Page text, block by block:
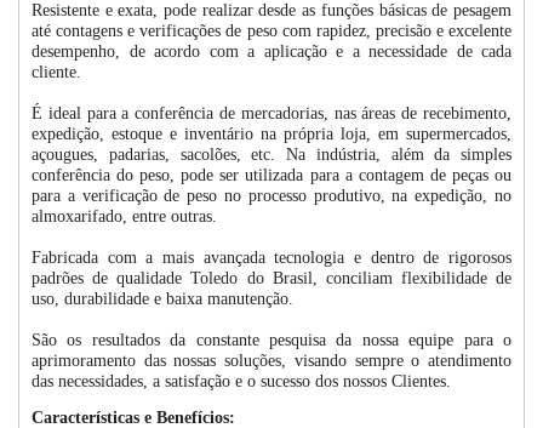
Resistente e exata, pode realizar desde as funções básicas de pesagem
até contagens e verificações de peso com rapidez, precisão e excelente
desempenho, de acordo com a aplicação e a necessidade de cada
cliente.
É ideal para a conferência de mercadorias, nas áreas de recebimento,
expedição, estoque e inventário na própria loja, em supermercados,
açougues, padarias, sacolões, etc. Na indústria, além da simples
conferência do peso, pode ser utilizada para a contagem de peças ou
para a verificação de peso no processo produtivo, na expedição, no
almoxarifado, entre outras.
Fabricada com a mais avançada tecnologia e dentro de rigorosos
padrões de qualidade Toledo do Brasil, conciliam flexibilidade de
uso, durabilidade e baixa manutenção.
São os resultados da constante pesquisa da nossa equipe para o
aprimoramento das nossas soluções, visando sempre o atendimento
das necessidades, a satisfação e o sucesso dos nossos Clientes.
Características e Benefícios: